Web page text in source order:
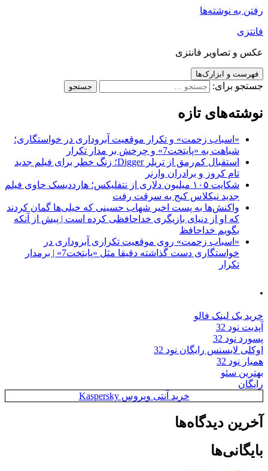
رفتن به نوشته‌ها
فانتزی
عکس و تصاویر فانتزی
فهرست و ابزارک‌ها
جستجو برای:
نوشته‌های تازه
«اسباب زحمت» و تکرار موقعیت آبروداری در خواستگاری؛
شباهت به «پایتخت7» و چرخش بر مدار تکرار
استقبال کم‌رمق از تریلر Digger؛ زنگ خطر برای فیلم جدید
تام کروز و برادران وارنر
شکایت ۱۰۵ میلیون دلاری از نتفلیکس؛ هارددیسک حاوی فیلم
جدید نیکلاس کیج به سرقت رفت
واکنش‌ها به پست اخیر شهاب حسینی که خیلی‌ها گمان کردند
که او از دنیای بازیگری خداحافظی کرده است | پیش از آنکه
بگویم خداحافظ
«اسباب زحمت» روی موقعیت تکراری آبروداری در
خواستگاری دست گذاشته دقیقا مثل «پایتخت7» | برمدار
تکرار
.
خرید بک لینک فالو
آپدیت نود 32
پسورد نود 32
اوکلی لایسنس رایگان نود 32
همیار نود 32
بهترین سئو
رایگان
خرید آنتی ویروس Kaspersky
آخرین دیدگاه‌ها
بایگانی‌ها